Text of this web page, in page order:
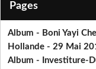
Pages
Album - Boni Yayi
Hollande - 29 Mai
Album - Investiture-